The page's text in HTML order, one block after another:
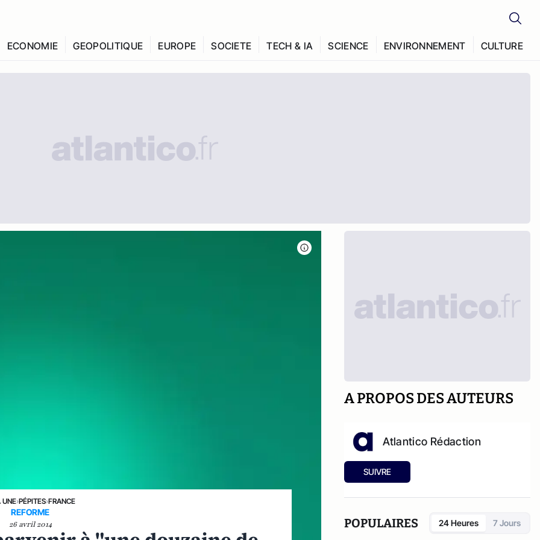
ECONOMIE GEOPOLITIQUE EUROPE SOCIETE TECH & IA SCIENCE ENVIRONNEMENT CULTURE
UNE›PÉPITES›FRANCE
REFORME
26 avril 2014
A PROPOS DES AUTEURS
Atlantico Rédaction
SUIVRE
POPULAIRES 24 Heures 7 Jours